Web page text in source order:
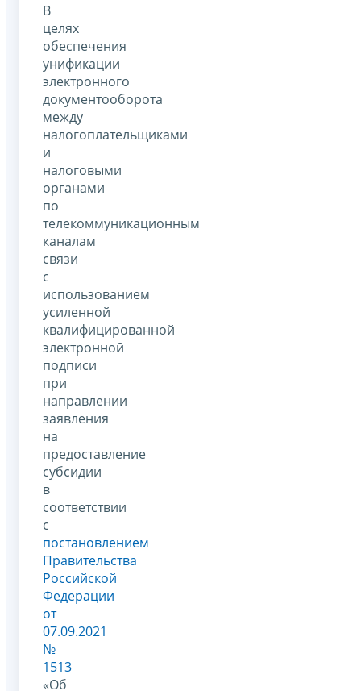
В
целях
обеспечения
унификации
электронного
документооборота
между
налогоплательщиками
и
налоговыми
органами
по
телекоммуникационным
каналам
связи
с
использованием
усиленной
квалифицированной
электронной
подписи
при
направлении
заявления
на
предоставление
субсидии
в
соответствии
с
постановлением
Правительства
Российской
Федерации
от
07.09.2021
№
1513
«Об